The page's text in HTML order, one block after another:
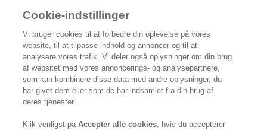
ACCESSORIES
Cookie-indstillinger
Vi bruger cookies til at forbedre din oplevelse på vores
website, til at tilpasse indhold og annoncer og til at
analysere vores trafik. Vi deler også oplysninger om din brug
af websitet med vores annoncerings- og analysepartnere,
som kan kombinere disse data med andre oplysninger, du
har givet dem eller som de har indsamlet fra din brug af
deres tjenester.
Klik venligst påAccepter alle cookies, hvis du accepterer